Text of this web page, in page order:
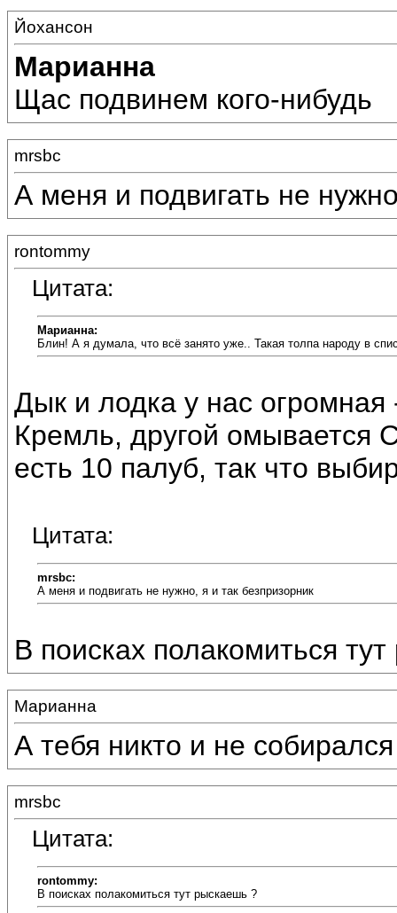
Йохансон
Марианна
Щас подвинем кого-нибудь
mrsbc
А меня и подвигать не
rontommy
Цитата:
Марианна:
Блин! А я думала, что всё занято уже.. Такая толпа народу в
Дык и лодка у нас
Кремль, другой
есть 10 палуб, так что
Цитата:
mrsbc:
А меня и подвигать не нужно, я и так безпризорник
В поисках полакомиться
Марианна
А тебя никто и не
mrsbc
Цитата:
rontommy:
В поисках полакомиться тут рыскаешь ?